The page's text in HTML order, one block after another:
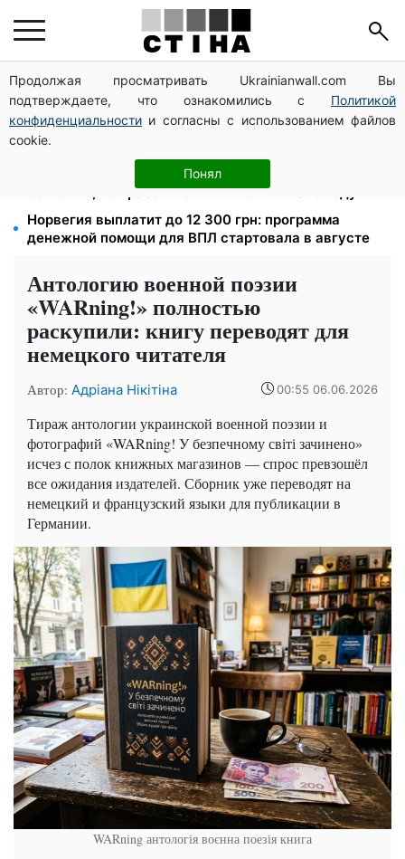
Продолжая просматривать Ukrainianwall.com Вы
подтверждаете, что ознакомились с Политикой
конфиденциальности и согласны с использованием файлов
cookie.
Понял
Пенсионная реформа в сентябре: добровольные
накопления и пересмотр спецпенсий судей
Тариф от 190 грн в месяц: Киевстар и lifecell дают
скидки пенсионерам, Vodafone — без льгот
Зарплата 30 000 грн — пенсия 11 500 грн: ПФУ
объяснил, как рассчитать выплаты в 2026 году
Норвегия выплатит до 12 300 грн: программа
денежной помощи для ВПЛ стартовала в августе
Антологию военной поэзии
«WARning!» полностью
раскупили: книгу переводят для
немецкого читателя
Автор: Адріана Нікітіна 00:55 06.06.2026
Тираж антологии украинской военной поэзии и
фотографий «WARning! У безпечному світі зачинено»
исчез с полок книжных магазинов — спрос превзошёл
все ожидания издателей. Сборник уже переводят на
немецкий и французский языки для публикации в
Германии.
WARning антологія воєнна поезія книга